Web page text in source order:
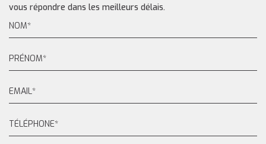
vous répondre dans les meilleurs délais.